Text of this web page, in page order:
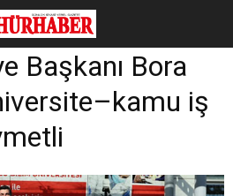
Başkanı Bora
iş